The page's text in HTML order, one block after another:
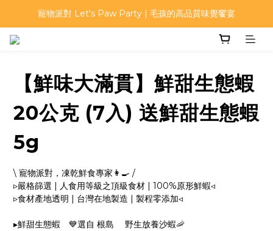
寵物派對 Let's Paw Party | 毛孩的高品質味覺饗宴
寵物派對 Let's Paw Party | 毛孩的高品質味覺饗宴
【鮮味大滿貫】鮮甜生態蝦
20公克 (7入) 送鮮甜生態蝦
5g
\ 寵物派對，凍乾鮮食專家👩‍🍳 /
▹嚴格篩選 | 人食用等級之頂級食材 | 100%原形鮮蝦◃
▹食材產地透明 | 台灣在地製造 | 製程零添加◃
▸鮮甜生態蝦　💙選自 根島　 野生放養沙蝦🦐